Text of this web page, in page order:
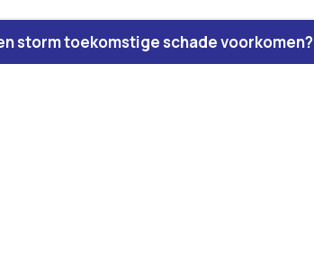
storm toekomstige schade voorkomen?